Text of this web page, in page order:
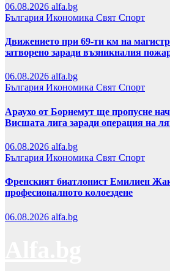
06.08.2026 alfa.bg
България Икономика Свят Спорт
Движението при 69-ти км на
затворено заради възникналия
06.08.2026 alfa.bg
България Икономика Свят Спорт
Араухо от Борнемут ще пропусне
Висшата лига заради операция на
06.08.2026 alfa.bg
България Икономика Свят Спорт
Френският биатлонист Емилиен
професионалното колоездене
06.08.2026 alfa.bg